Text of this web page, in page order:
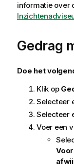
informatie over
Gedrag
Doe het
Klik op
Selecteer
Selecteer
Voer een